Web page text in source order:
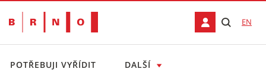
EN
POTŘEBUJI VYŘÍDIT DALŠÍ